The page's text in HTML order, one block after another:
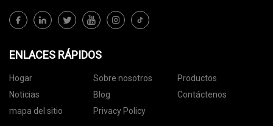
ENLACES RÁPIDOS
Hogar Sobre nosotros
Productos
Noticias
Blog
Contáctenos
mapa del sitio
Privacy Policy